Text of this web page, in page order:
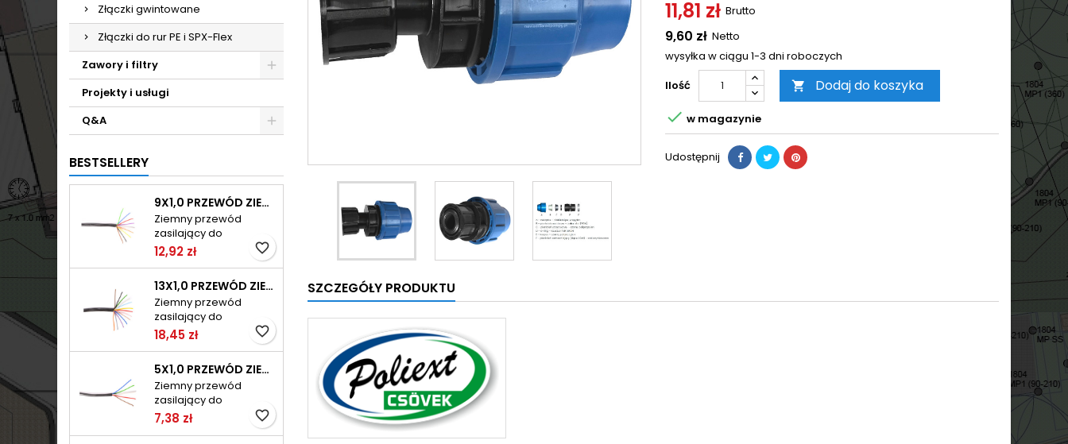
Złączki gwintowane
Złączki do rur PE i SPX-Flex
Zawory i filtry
Projekty i usługi
Q&A
BESTSELLERY
9X1,0 PRZEWÓD ZIEMNY DO ELEKTROZAWORÓW TELE-FONIKA KABLE
Ziemny przewód
zasilający do
elektrozaworów typ:
IRC (LY2Y) ilość żył: 9
średnica żyły: 1,0mm
jednostka sprzedaży:
1mb maksymalnie w
zwoju: 100mb
12,92 zł favorite_border
13X1,0 PRZEWÓD ZIEMNY DO ELEKTROZAWORÓW TELE-FONIKA KABLE
Ziemny przewód
zasilający do
elektrozaworów typ:
IRC (LY2Y) ilość żył: 13
średnica żyły: 1,0mm
jednostka sprzedaży:
1mb maksymalnie w
zwoju: 100mb
18,45 zł favorite_border
5X1,0 PRZEWÓD ZIEMNY DO ELEKTROZAWORÓW TELE-FONIKA KABLE
Ziemny przewód
zasilający do
elektrozaworów typ:
IRC (LY2Y) ilość żył: 5
7,38 zł favorite_border
11,81 zł Brutto
9,60 zł Netto
wysyłka w ciągu 1-3 dni roboczych
Ilość
 Dodaj do koszyka
 w magazynie
Udostępnij
SZCZEGÓŁY PRODUKTU